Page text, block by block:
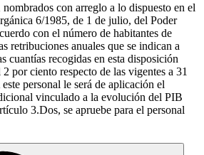
con arreglo a lo dispuesto en el
6/1985, de 1 de julio, del Poder
con el número de habitantes de
retribuciones anuales que se indican a
cuantías recogidas en esta disposición
por ciento respecto de las vigentes a 31
personal le será de aplicación el
vinculado a la evolución del PIB
3.Dos, se apruebe para el personal